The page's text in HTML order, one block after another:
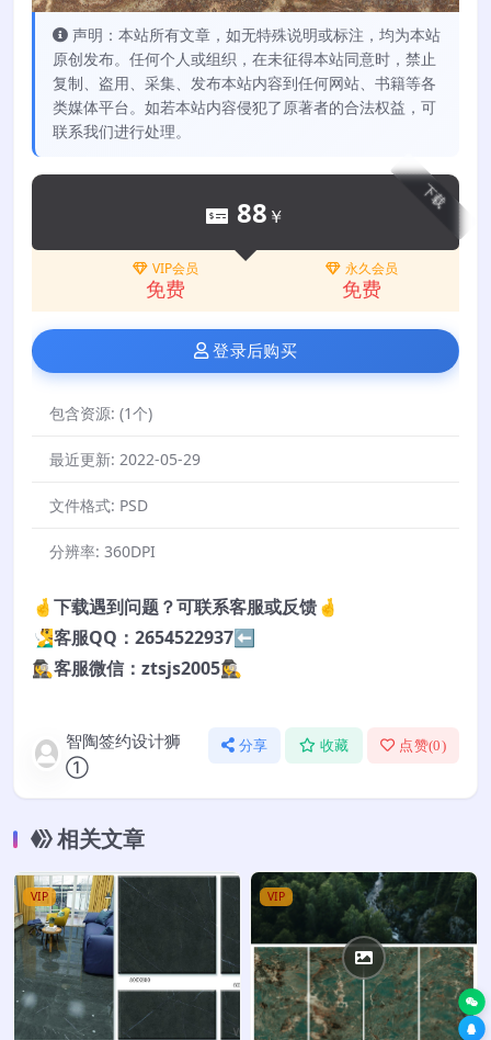
声明：本站所有文章，如无特殊说明或标注，均为本站
原创发布。任何个人或组织，在未征得本站同意时，禁止
复制、盗用、采集、发布本站内容到任何网站、书籍等各
类媒体平台。如若本站内容侵犯了原著者的合法权益，可
联系我们进行处理。
下载
88 ￥
VIP会员
免费
永久会员
免费
登录后购买
包含资源: (1个)
最近更新: 2022-05-29
文件格式: PSD
分辨率: 360DPI
🤞下载遇到问题？可联系客服或反馈🤞
🧏‍♂️客服QQ：2654522937⬅️
🕵️‍♀️客服微信：ztsjs2005🕵️‍♀️
智陶签约设计狮
①
分享 收藏 点赞(0)
相关文章
VIP VIP